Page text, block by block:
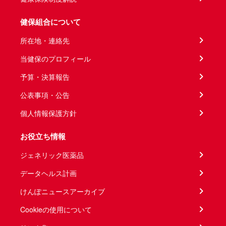
健保組合について
所在地・連絡先
当健保のプロフィール
予算・決算報告
公表事項・公告
個人情報保護方針
お役立ち情報
ジェネリック医薬品
データヘルス計画
けんぽニュースアーカイブ
Cookieの使用について